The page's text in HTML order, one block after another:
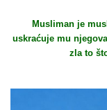
Musliman je
uskraćuje mu
zla to